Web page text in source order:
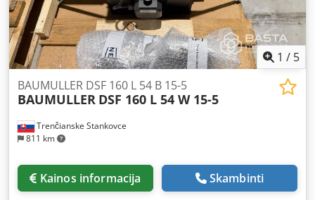
1 / 5
Trenčianske Stankovce
811 km
BAUMULLER DSF 160 L 54 B 15-5
BAUMULLER DSF 160 L 54 W 15-5
Kainos informacija Skambinti